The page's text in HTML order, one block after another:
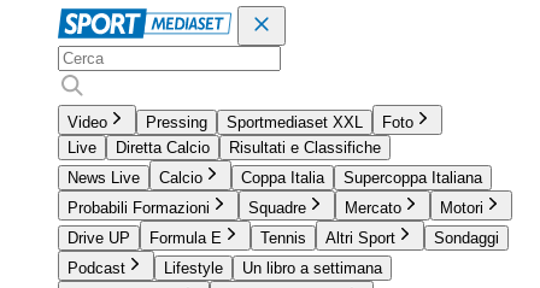
Video Pressing Sportmediaset XXL
Foto
Live
Diretta Calcio
Risultati e Classifiche
News Live
Calcio Coppa Italia
Supercoppa Italiana
Probabili Formazioni
Squadre Mercato
Motori
Drive UP
Formula E Tennis Altri Sport
Sondaggi
Podcast
Lifestyle
Un libro a settimana